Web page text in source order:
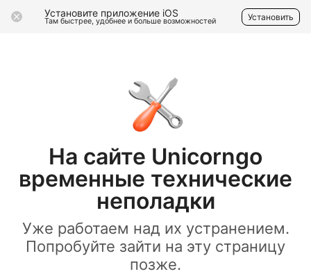
Установите приложение iOS
Там быстрее, удобнее и больше возможностей Установить
На сайте Unicorngo
временные технические
неполадки
Уже работаем над их устранением.
Попробуйте зайти на эту страницу
позже.